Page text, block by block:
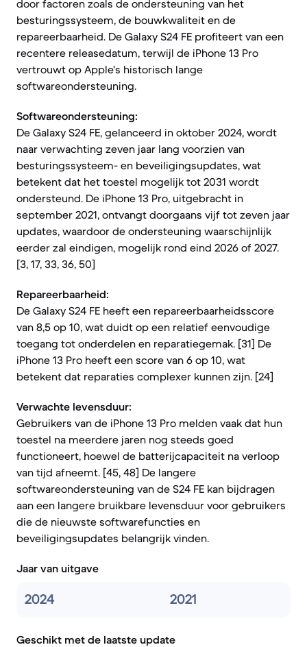
door factoren zoals de ondersteuning van het
besturingssysteem, de bouwkwaliteit en de
repareerbaarheid. De Galaxy S24 FE profiteert van een
recentere releasedatum, terwijl de iPhone 13 Pro
vertrouwt op Apple's historisch lange
softwareondersteuning.
Softwareondersteuning:
De Galaxy S24 FE, gelanceerd in oktober 2024, wordt
naar verwachting zeven jaar lang voorzien van
besturingssysteem- en beveiligingsupdates, wat
betekent dat het toestel mogelijk tot 2031 wordt
ondersteund. De iPhone 13 Pro, uitgebracht in
september 2021, ontvangt doorgaans vijf tot zeven jaar
updates, waardoor de ondersteuning waarschijnlijk
eerder zal eindigen, mogelijk rond eind 2026 of 2027.
[3, 17, 33, 36, 50]
Repareerbaarheid:
De Galaxy S24 FE heeft een repareerbaarheidsscore
van 8,5 op 10, wat duidt op een relatief eenvoudige
toegang tot onderdelen en reparatiegemak. [31] De
iPhone 13 Pro heeft een score van 6 op 10, wat
betekent dat reparaties complexer kunnen zijn. [24]
Verwachte levensduur:
Gebruikers van de iPhone 13 Pro melden vaak dat hun
toestel na meerdere jaren nog steeds goed
functioneert, hoewel de batterijcapaciteit na verloop
van tijd afneemt. [45, 48] De langere
softwareondersteuning van de S24 FE kan bijdragen
aan een langere bruikbare levensduur voor gebruikers
die de nieuwste softwarefuncties en
beveiligingsupdates belangrijk vinden.
Jaar van uitgave
2024 2021
Geschikt met de laatste update